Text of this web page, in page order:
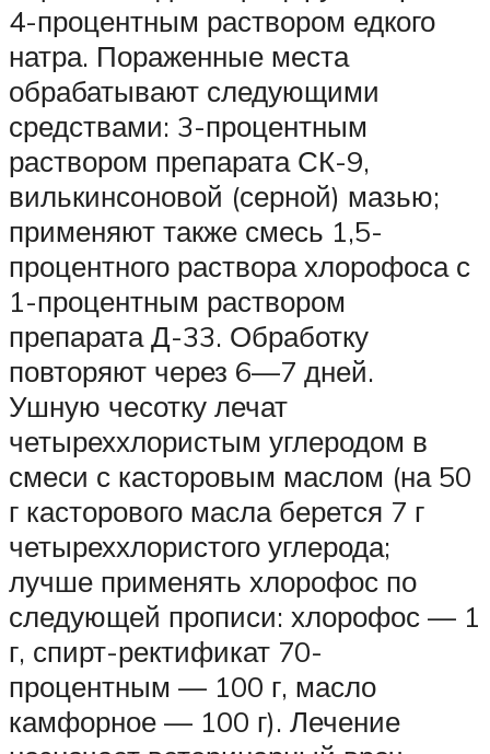
4-процентным раствором едкого
натра. Пораженные места
обрабатывают следующими
средствами: 3-процентным
раствором препарата СК-9,
вилькинсоновой (серной) мазью;
применяют также смесь 1,5-
процентного раствора хлорофоса с
1-процентным раствором
препарата Д-33. Обработку
повторяют через 6—7 дней.
Ушную чесотку лечат
четыреххлористым углеродом в
смеси с касторовым маслом (на 50
г касторового масла берется 7 г
четыреххлористого углерода;
лучше применять хлорофос по
следующей прописи: хлорофос — 1
г, спирт-ректификат 70-
процентным — 100 г, масло
камфорное — 100 г). Лечение